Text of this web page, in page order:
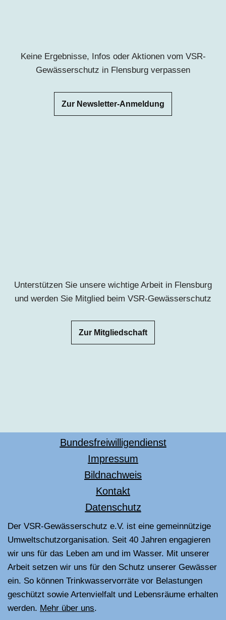
Keine Ergebnisse, Infos oder Aktionen vom VSR-
Gewässerschutz in Flensburg verpassen
Zur Newsletter-Anmeldung
Unterstützen Sie unsere wichtige Arbeit in Flensburg
und werden Sie Mitglied beim VSR-Gewässerschutz
Zur Mitgliedschaft
Bundesfreiwilligendienst
Impressum
Bildnachweis
Kontakt
Datenschutz
Der VSR-Gewässerschutz e.V. ist eine gemeinnützige
Umweltschutzorganisation. Seit 40 Jahren engagieren
wir uns für das Leben am und im Wasser. Mit unserer
Arbeit setzen wir uns für den Schutz unserer Gewässer
ein. So können Trinkwasservorräte vor Belastungen
geschützt sowie Artenvielfalt und Lebensräume erhalten
werden. Mehr über uns.